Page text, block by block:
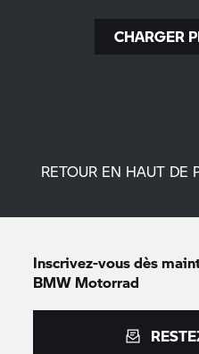
CHARGER
RETOUR EN HAUT DE
Inscrivez-vous dès
BMW Motorrad